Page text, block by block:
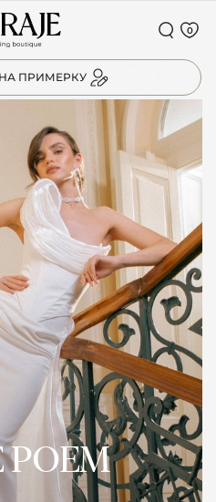
ПРИМЕРКУ
0
POEM